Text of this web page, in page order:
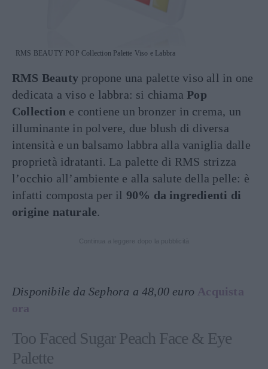
RMS BEAUTY POP Collection Palette Viso e Labbra
RMS Beauty propone una palette viso all in one
dedicata a viso e labbra: si chiama Pop
Collection e contiene un bronzer in crema, un
illuminante in polvere, due blush di diversa
intensità e un balsamo labbra alla vaniglia dalle
proprietà idratanti. La palette di RMS strizza
l’occhio all’ambiente e alla salute della pelle: è
infatti composta per il 90% da ingredienti di
origine naturale.
Disponibile da Sephora a 48,00 euro Acquista
ora
Too Faced Sugar Peach Face & Eye
Palette